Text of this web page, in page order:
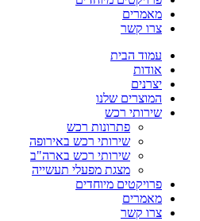
מאמרים
צרו קשר
עמוד הבית
אודות
יצרנים
המוצרים שלנו
שירותי רכש
פתרונות רכש
שירותי רכש באירופה
שירותי רכש בארה"ב
מצגת מפעלי תעשייה
פרויקטים מיוחדים
מאמרים
צרו קשר